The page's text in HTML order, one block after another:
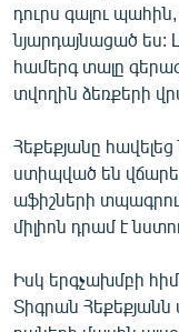
դուրս գալու
նյարդայնացած
համերգ տալը
տվողին ձեռքերի
Հեքեքյանը
ստիպված են
աֆիշների
միլիոն դրամ է
Իսկ երգչախմբի
Տիգրան